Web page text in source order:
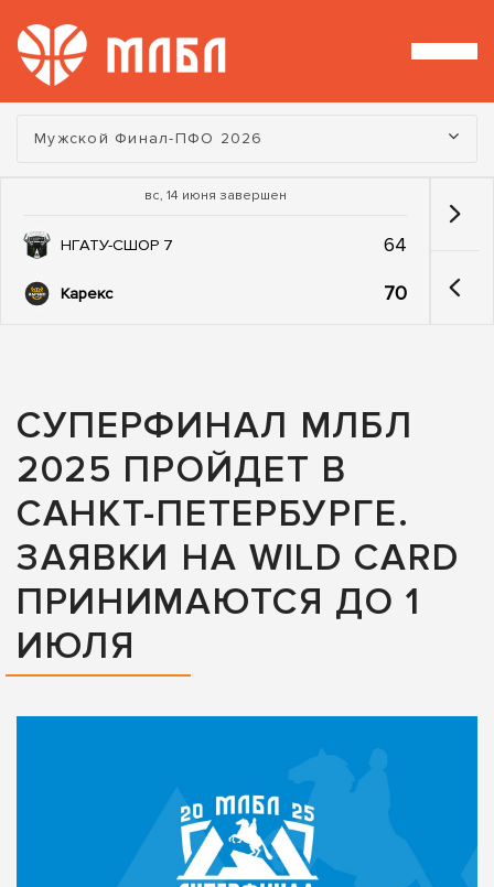
Турнир:
Мужской Финал-ПФО 2026
вс, 14 июня завершен
НГАТУ-СШОР 7 64
Карекс 70
СУПЕРФИНАЛ МЛБЛ
2025 ПРОЙДЕТ В
САНКТ-ПЕТЕРБУРГЕ.
ЗАЯВКИ НА WILD CARD
ПРИНИМАЮТСЯ ДО 1
ИЮЛЯ